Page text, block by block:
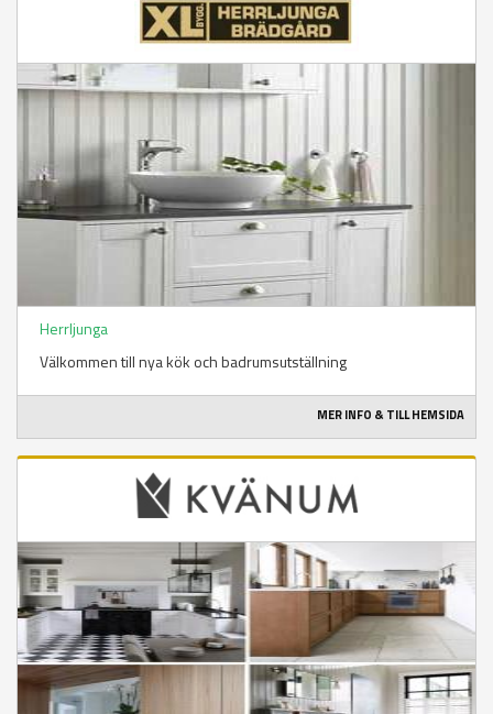
Herrljunga
Välkommen till nya kök och badrumsutställning
MER INFO & TILL HEMSIDA